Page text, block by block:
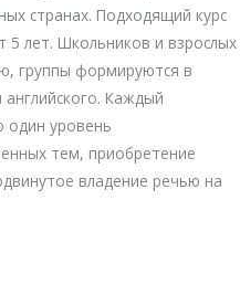
странах. Подходящий курс
5 лет. Школьников и взрослых
группы формируются в
Каждый
один уровень
тем, приобретение
владение речью на